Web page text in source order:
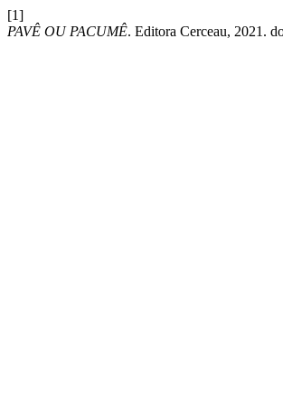
[1]
PAVÊ OU PACUMÊ. Editora Cerceau, 2021.